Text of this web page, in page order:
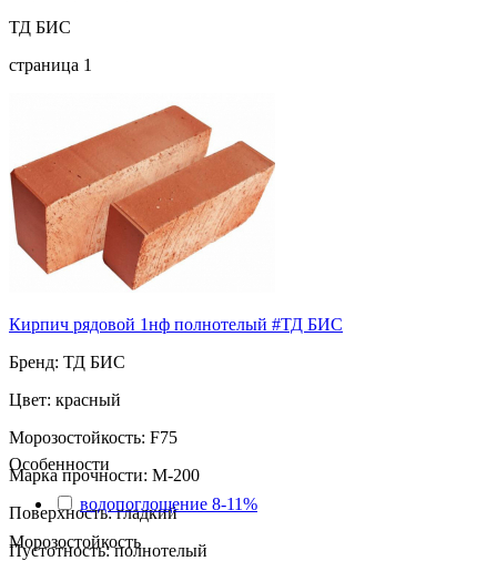
ТД БИС
страница 1
Кирпич рядовой 1нф полнотелый #ТД БИС
Бренд: ТД БИС
Цвет: красный
Морозостойкость: F75
Марка прочности: М-200
Поверхность: гладкий
Пустотность: полнотелый
Особенности
водопоглощение 8-11%
Морозостойкость